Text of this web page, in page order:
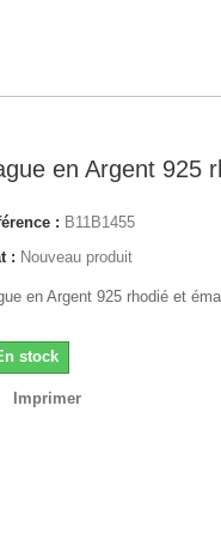
en Argent 925
: B11B1455
: Nouveau produit
en Argent 925 rhodié et
stock
Imprimer